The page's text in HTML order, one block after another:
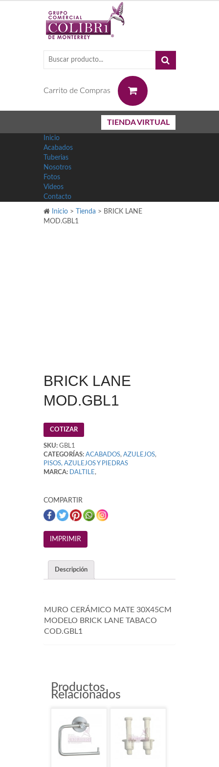
Carrito de Compras
TIENDA VIRTUAL
Inicio
Acabados
Tuberias
Nosotros
Fotos
Videos
Contacto
Inicio > Tienda > BRICK LANE
MOD.GBL1
BRICK LANE
MOD.GBL1
COTIZAR
SKU: GBL1
CATEGORÍAS: ACABADOS, AZULEJOS,
PISOS, AZULEJOS Y PIEDRAS
MARCA: DALTILE,
COMPARTIR
Descripción
MURO CERÁMICO MATE 30X45CM
MODELO BRICK LANE TABACO
COD.GBL1
Productos
Relacionados